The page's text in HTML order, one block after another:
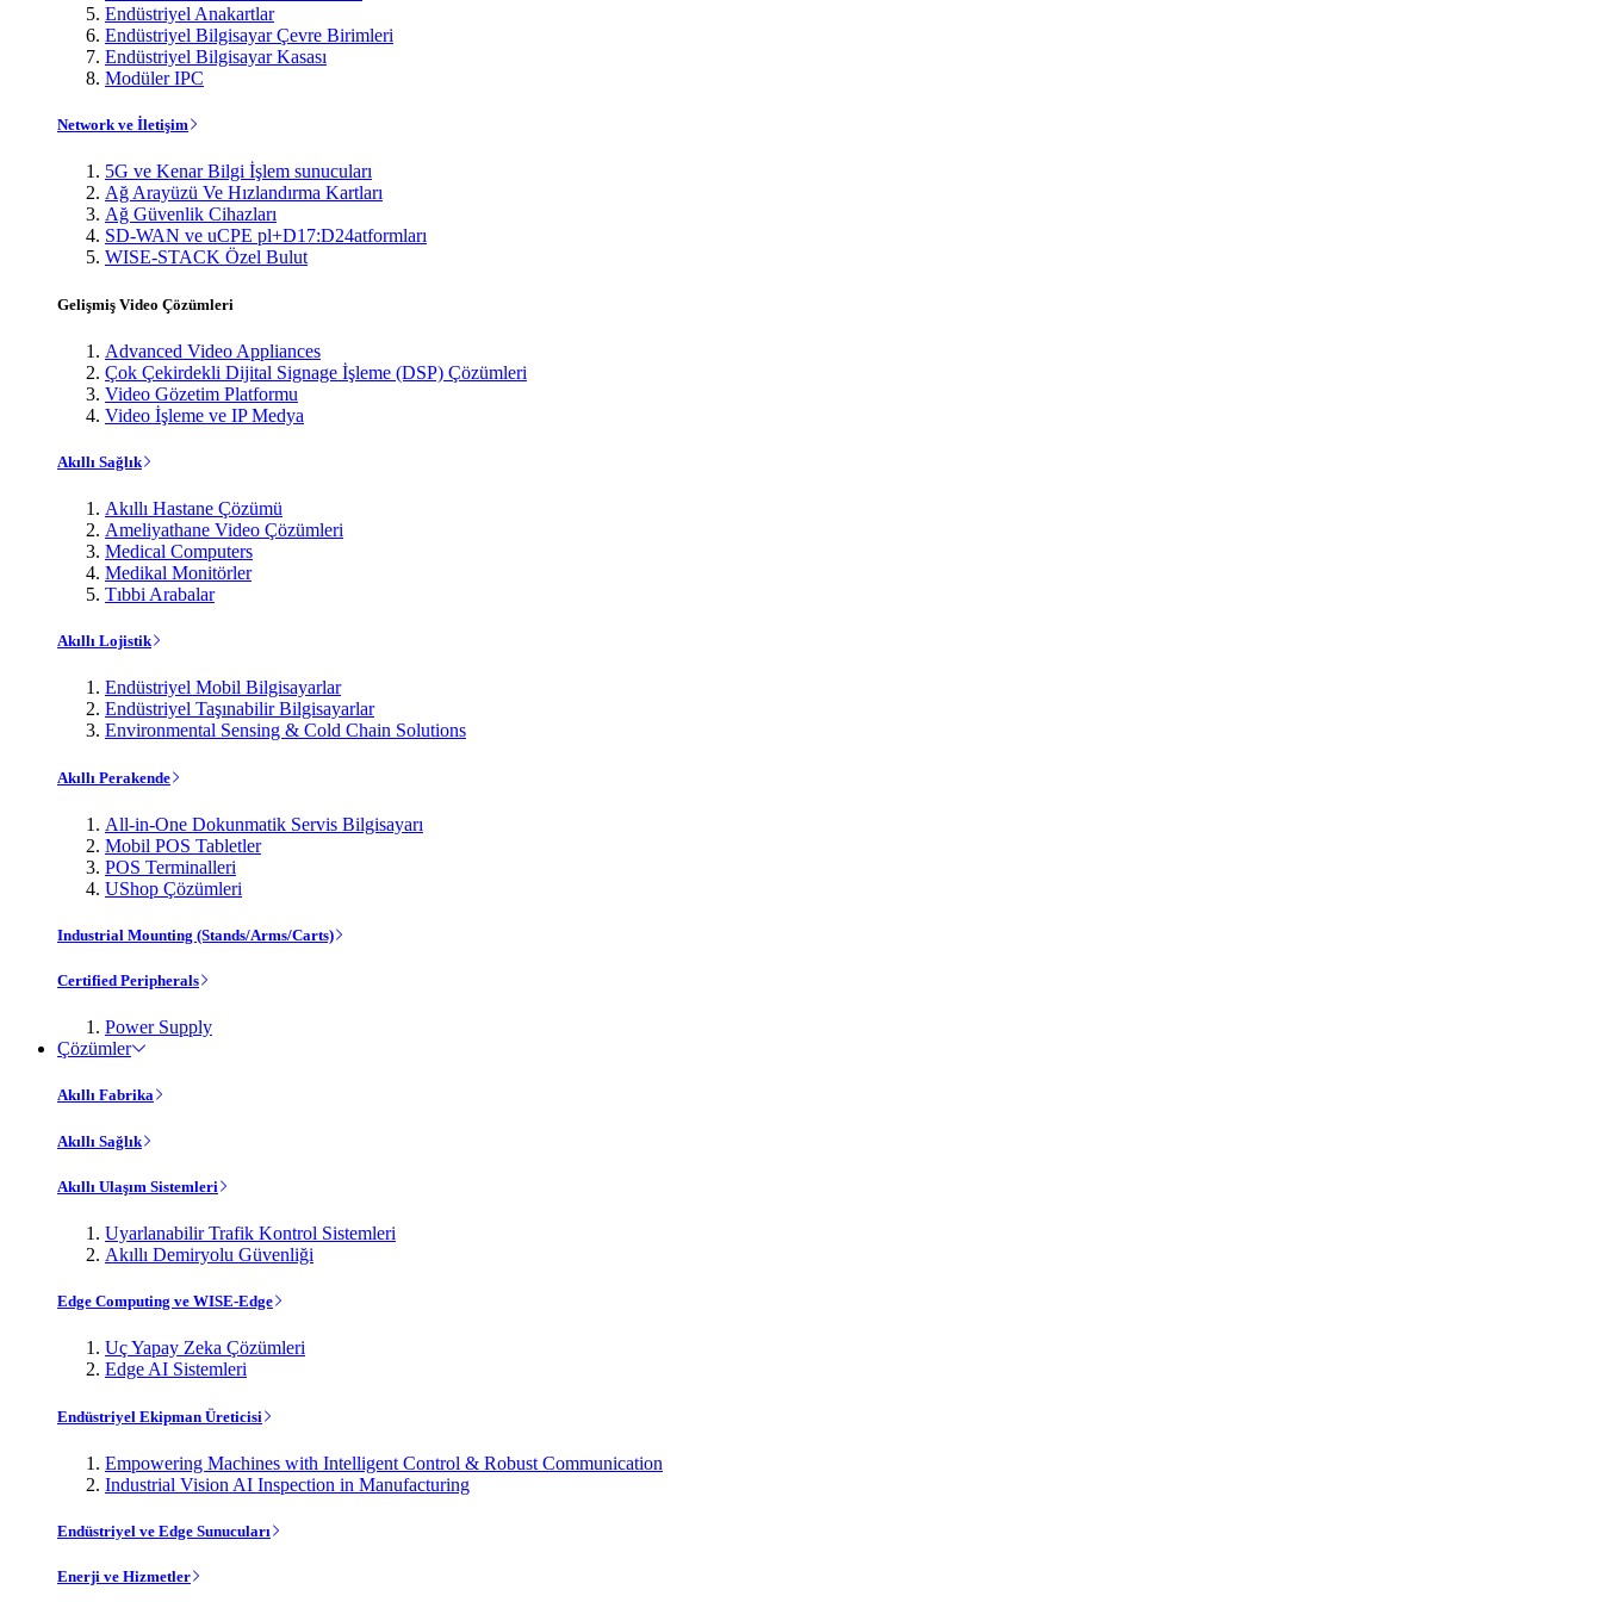
Endüstriyel Anakartlar
Endüstriyel Bilgisayar Çevre Birimleri
Endüstriyel Bilgisayar Kasası
Modüler IPC
Network ve İletişim
5G ve Kenar Bilgi İşlem sunucuları
Ağ Arayüzü Ve Hızlandırma Kartları
Ağ Güvenlik Cihazları
SD-WAN ve uCPE pl+D17:D24atformları
WISE-STACK Özel Bulut
Gelişmiş Video Çözümleri
Advanced Video Appliances
Çok Çekirdekli Dijital Signage İşleme (DSP) Çözümleri
Video Gözetim Platformu
Video İşleme ve IP Medya
Akıllı Sağlık
Akıllı Hastane Çözümü
Ameliyathane Video Çözümleri
Medical Computers
Medikal Monitörler
Tıbbi Arabalar
Akıllı Lojistik
Endüstriyel Mobil Bilgisayarlar
Endüstriyel Taşınabilir Bilgisayarlar
Environmental Sensing & Cold Chain Solutions
Akıllı Perakende
All-in-One Dokunmatik Servis Bilgisayarı
Mobil POS Tabletler
POS Terminalleri
UShop Çözümleri
Industrial Mounting (Stands/Arms/Carts)
Certified Peripherals
Power Supply
Çözümler
Akıllı Fabrika
Akıllı Sağlık
Akıllı Ulaşım Sistemleri
Uyarlanabilir Trafik Kontrol Sistemleri
Akıllı Demiryolu Güvenliği
Edge Computing ve WISE-Edge
Uç Yapay Zeka Çözümleri
Edge AI Sistemleri
Endüstriyel Ekipman Üreticisi
Empowering Machines with Intelligent Control & Robust Communication
Industrial Vision AI Inspection in Manufacturing
Endüstriyel ve Edge Sunucuları
Enerji ve Hizmetler